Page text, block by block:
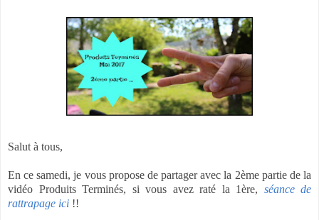
Salut à tous,
En ce samedi, je vous propose de partager avec la 2ème partie de la
vidéo Produits Terminés, si vous avez raté la 1ère, séance de
rattrapage ici !!